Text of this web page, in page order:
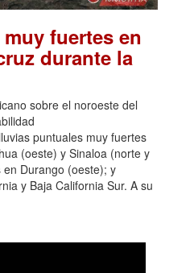
fuertes en
durante la
sobre el noroeste del
puntuales muy fuertes
(oeste) y Sinaloa (norte y
Durango (oeste); y
y Baja California Sur. A su